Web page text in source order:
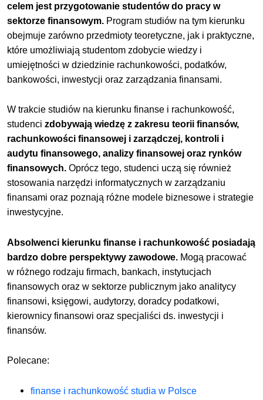
celem jest przygotowanie studentów do pracy w
sektorze finansowym. Program studiów na tym kierunku
obejmuje zarówno przedmioty teoretyczne, jak i praktyczne,
które umożliwiają studentom zdobycie wiedzy i
umiejętności w dziedzinie rachunkowości, podatków,
bankowości, inwestycji oraz zarządzania finansami.
W trakcie studiów na kierunku finanse i rachunkowość,
studencizdobywają wiedzę z zakresu teorii finansów,
rachunkowości finansowej i zarządczej, kontroli i
audytu finansowego, analizy finansowej oraz rynków
finansowych. Oprócz tego, studenci uczą się również
stosowania narzędzi informatycznych w zarządzaniu
finansami oraz poznają różne modele biznesowe i strategie
inwestycyjne.
Absolwenci kierunku finanse i rachunkowość posiadają
bardzo dobre perspektywy zawodowe. Mogą pracować
w różnego rodzaju firmach, bankach, instytucjach
finansowych oraz w sektorze publicznym jako analitycy
finansowi, księgowi, audytorzy, doradcy podatkowi,
kierownicy finansowi oraz specjaliści ds. inwestycji i
finansów.
Polecane:
finanse i rachunkowość studia w Polsce